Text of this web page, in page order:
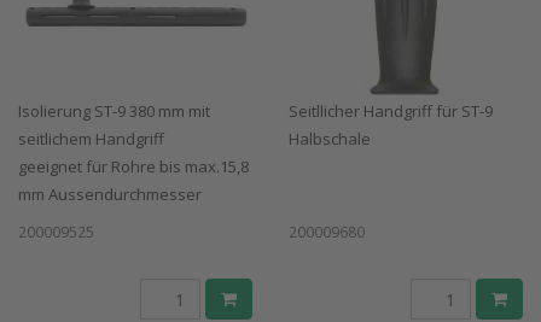
Isolierung ST-9 380 mm mit
seitlichem Handgriff
geeignet für Rohre bis max.15,8
mm Aussendurchmesser
200009525
Seitllicher Handgriff für ST-9
Halbschale
200009680